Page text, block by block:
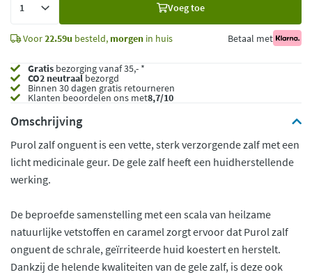
Voeg toe
Voor22.59u besteld, morgen in huis Betaal met
Gratis bezorging vanaf 35,- *
CO2 neutraalbezorgd
Binnen 30 dagen gratis retourneren
Klanten beoordelen ons met8,7/10
Omschrijving
Purol zalf onguent is een vette, sterk verzorgende zalf met een
licht medicinale geur. De gele zalf heeft een huidherstellende
werking.
De beproefde samenstelling met een scala van heilzame
natuurlijke vetstoffen en caramel zorgt ervoor dat Purol zalf
onguent de schrale, geïrriteerde huid koestert en herstelt.
Dankzij de helende kwaliteiten van de gele zalf, is deze ook